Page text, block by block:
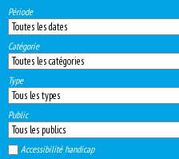
Période
Catégorie
Type
Public
Accessibilité handicap